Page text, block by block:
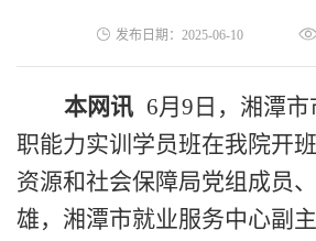
发布日期：2025-06-10
本网讯 6月9日，湘潭
职能力实训学员班在我院开班
资源和社会保障局党组成员
雄，湘潭市就业服务中心副主